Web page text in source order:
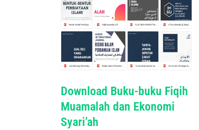
Download Buku-buku Fiqih
Muamalah dan Ekonomi
Syari’ah